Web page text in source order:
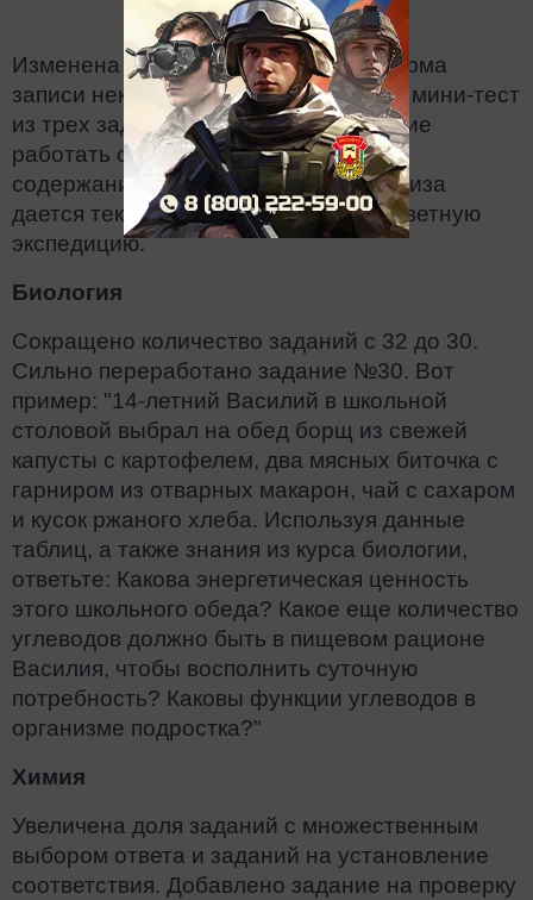
Изменена последовательность и форма
записи некоторых заданий. Включен мини-тест
из трех заданий, проверяющих умение
работать с текстом географического
содержания. В демоверсии для анализа
дается текст про арктическую кругосветную
экспедицию.
Биология
Сокращено количество заданий с 32 до 30.
Сильно переработано задание №30. Вот
пример: "14-летний Василий в школьной
столовой выбрал на обед борщ из свежей
капусты с картофелем, два мясных биточка с
гарниром из отварных макарон, чай с сахаром
и кусок ржаного хлеба. Используя данные
таблиц, а также знания из курса биологии,
ответьте: Какова энергетическая ценность
этого школьного обеда? Какое еще количество
углеводов должно быть в пищевом рационе
Василия, чтобы восполнить суточную
потребность? Каковы функции углеводов в
организме подростка?"
Химия
Увеличена доля заданий с множественным
выбором ответа и заданий на установление
соответствия. Добавлено задание на проверку